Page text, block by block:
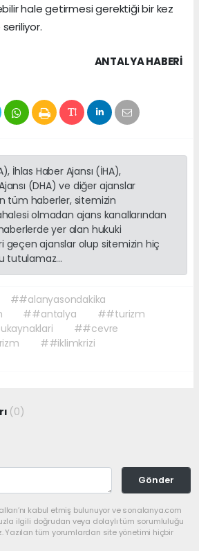
hale getirmesi gerektiği bir kez
ANTALYA HABERİ
İhlas Haber Ajansı (İHA),
(DHA) ve diğer ajanslar
tüm haberler, sitemizin
olmadan ajans kanallarından
yer alan hukuki
geçen ajanslar olup sitemizin hiç
tutulamaz...
##alanyasondakika
##antalya
##turizm
##cevre
##iklimkrizi
(0)
Gönder
kabul etmiş bulunuyor ve sonalanya.com
ilgili doğrudan veya dolaylı tüm sorumluluğu
Yazılan tüm yorumlardan site yönetimi hiçbir